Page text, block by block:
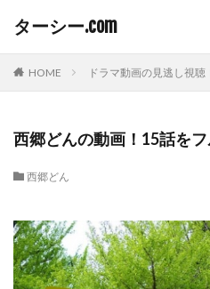
ターシー.com
HOME ドラマ動画の見逃し視聴
西郷どんの動画！15話を
西郷どん